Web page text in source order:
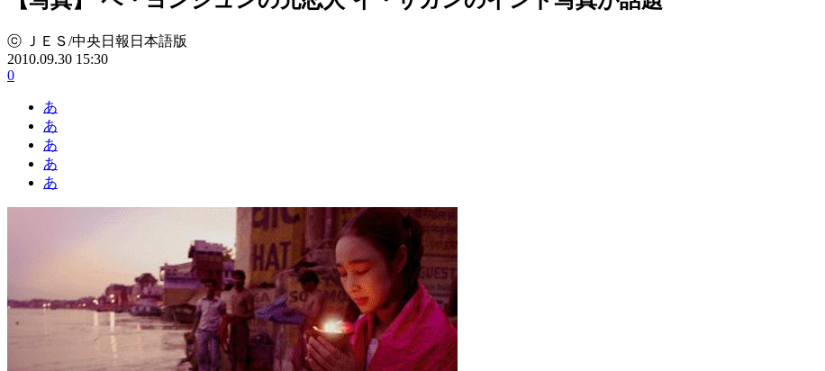
ⓒ ＪＥＳ/中央日報日本語版
2010.09.30 15:30
0
あ
あ
あ
あ
あ